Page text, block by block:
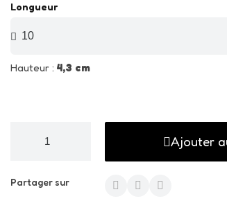
Longueur
Hauteur : 4,3 cm
Ajouter
Partager sur